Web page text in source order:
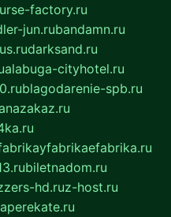
factory.ru
jun.rubandamn.ru
darksand.ru
alabuga-cityhotel.ru
blagodarenie-spb.ru
biletnadom.ru
hd.ruz-host.ru